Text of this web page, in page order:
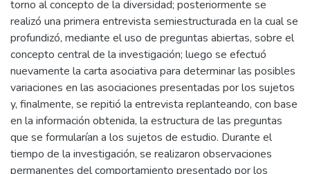
torno al concepto de la diversidad; posteriormente se
realizó una primera entrevista semiestructurada en la cual se
profundizó, mediante el uso de preguntas abiertas, sobre el
concepto central de la investigación; luego se efectuó
nuevamente la carta asociativa para determinar las posibles
variaciones en las asociaciones presentadas por los sujetos
y, finalmente, se repitió la entrevista replanteando, con base
en la información obtenida, la estructura de las preguntas
que se formularían a los sujetos de estudio. Durante el
tiempo de la investigación, se realizaron observaciones
permanentes del comportamiento presentado por los